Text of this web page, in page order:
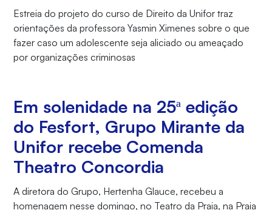
Estreia do projeto do curso de Direito da Unifor traz
orientações da professora Yasmin Ximenes sobre o que
fazer caso um adolescente seja aliciado ou ameaçado
por organizações criminosas
Em solenidade na 25ª edição
do Fesfort, Grupo Mirante da
Unifor recebe Comenda
Theatro Concordia
A diretora do Grupo, Hertenha Glauce, recebeu a
homenagem nesse domingo, no Teatro da Praia, na Praia